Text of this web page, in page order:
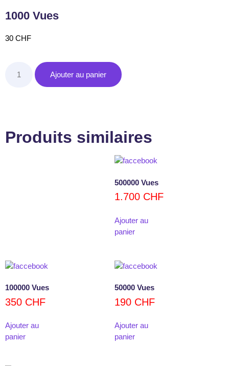
1000 Vues
30 CHF
Ajouter au panier
Produits similaires
500000 Vues
1.700 CHF
Ajouter au
panier
100000 Vues
350 CHF
Ajouter au
panier
50000 Vues
190 CHF
Ajouter au
panier